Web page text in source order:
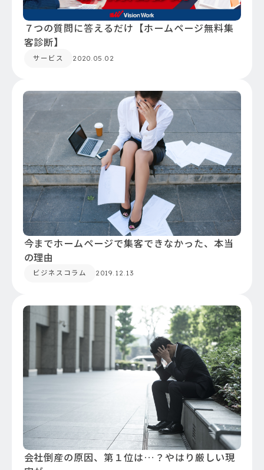
７つの質問に答えるだけ【ホームページ無料集
客診断】
サービス 2020.05.02
今までホームページで集客できなかった、本当
の理由
ビジネスコラム 2019.12.13
会社倒産の原因、第１位は…？やはり厳しい現